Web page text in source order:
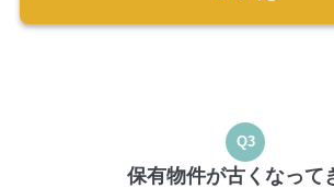
Q3
保有物件が古くなって